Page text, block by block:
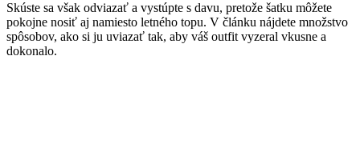
Skúste sa však odviazať a vystúpte s davu, pretože šatku môžete
pokojne nosiť aj namiesto letného topu. V článku nájdete množstvo
spôsobov, ako si ju uviazať tak, aby váš outfit vyzeral vkusne a
dokonalo.